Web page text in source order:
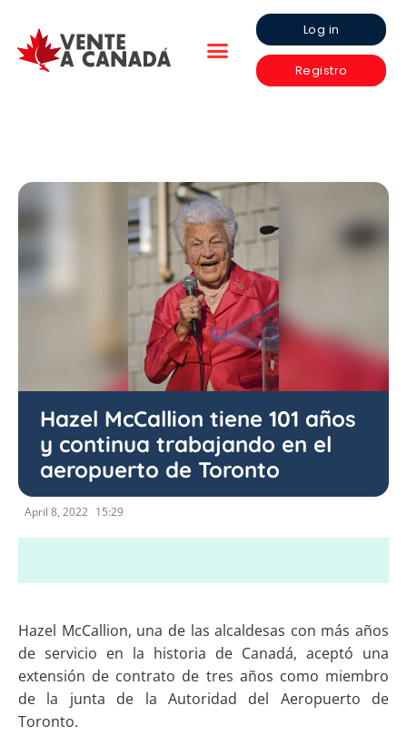
Log in
Registro
Hazel McCallion tiene 101 años
y continua trabajando en el
aeropuerto de Toronto
April 8, 2022 15:29
Hazel McCallion, una de las alcaldesas con más años
de servicio en la historia de Canadá, aceptó una
extensión de contrato de tres años como miembro
de la junta de la Autoridad del Aeropuerto de
Toronto.